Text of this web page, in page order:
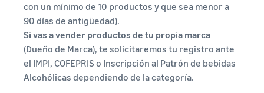
con un mínimo de 10 productos y que sea menor a
90 días de antigüedad).
Si vas a vender productos de tu propia marca
(Dueño de Marca), te solicitaremos tu registro ante
el IMPI, COFEPRIS o Inscripción al Patrón de bebidas
Alcohólicas dependiendo de la categoría.